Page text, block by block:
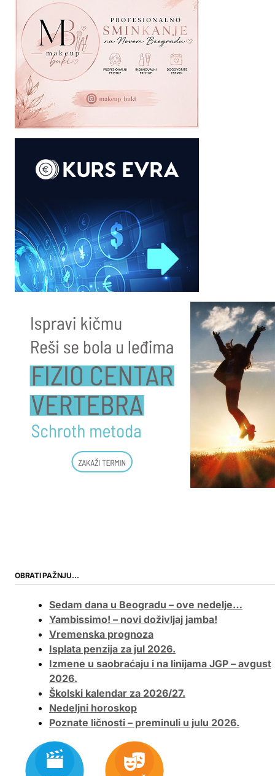
OBRATI PAŽNJU…
Sedam dana u Beogradu – ove nedelje…
Yambissimo! – novi doživljaj jamba!
Vremenska prognoza
Isplata penzija za jul 2026.
Izmene u saobraćaju i na linijama JGP – avgust
2026.
Školski kalendar za 2026/27.
Nedeljni horoskop
Poznate ličnosti – preminuli u julu 2026.